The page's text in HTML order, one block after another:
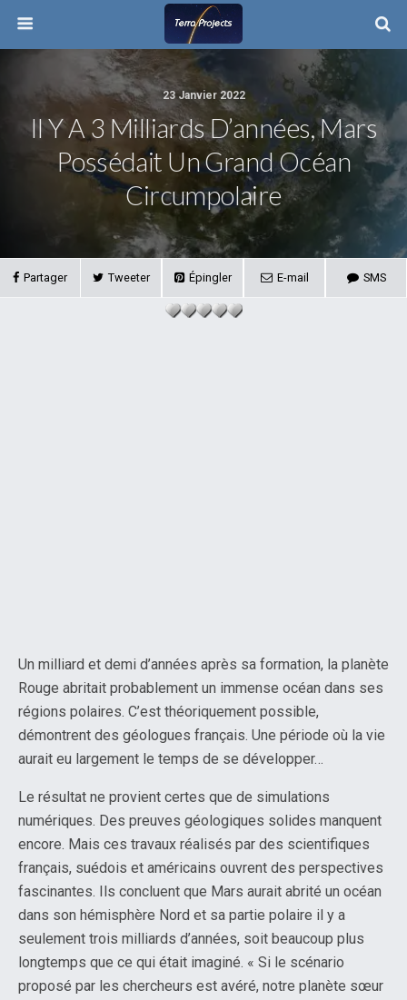
23 Janvier 2022
Il Y A 3 Milliards D’années, Mars
Possédait Un Grand Océan
Circumpolaire
Partager Tweeter Épingler E-mail SMS
Un milliard et demi d’années après sa formation, la planète
Rouge abritait probablement un immense océan dans ses
régions polaires. C’est théoriquement possible,
démontrent des géologues français. Une période où la vie
aurait eu largement le temps de se développer…
Le résultat ne provient certes que de simulations
numériques. Des preuves géologiques solides manquent
encore. Mais ces travaux réalisés par des scientifiques
français, suédois et américains ouvrent des perspectives
fascinantes. Ils concluent que Mars aurait abrité un océan
dans son hémisphère Nord et sa partie polaire il y a
seulement trois milliards d’années, soit beaucoup plus
longtemps que ce qui était imaginé. « Si le scénario
proposé par les chercheurs est avéré, notre planète sœur